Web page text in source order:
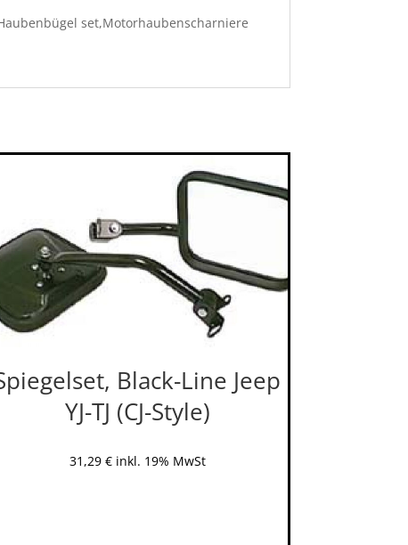
set,Motorhaubenscharniere
Black-Line Jeep
YJ-TJ (CJ-Style)
31,29 € inkl. 19% MwSt